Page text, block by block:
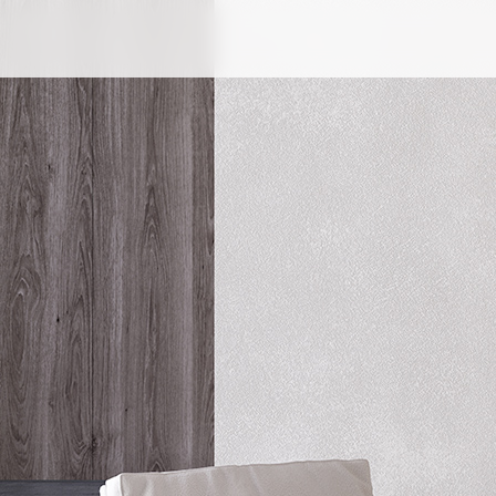
A
A
A 率真正直
A
A
逛
A 雕花餐盤
A
M